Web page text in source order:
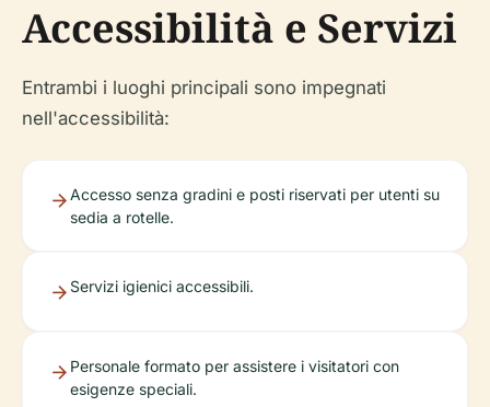
Accessibilità e Servizi
Entrambi i luoghi principali sono impegnati
nell'accessibilità:
Accesso senza gradini e posti riservati per utenti su
sedia a rotelle.
Servizi igienici accessibili.
Personale formato per assistere i visitatori con
esigenze speciali.